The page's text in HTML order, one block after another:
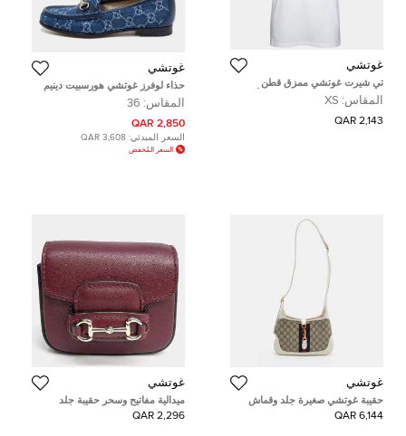
غوتشي
تي شيرت غوتشي ممزق قطن
مزخرف ومطبوع شعار الماركة أبيض
مقاس صغير جداً ( إكس سمول )
المقاس: XS
2,143 QAR
غوتشي
حذاء لوفرز غوتشي هورسبيت دينيم
جي جي جلدي كحلي مقاس 36
المقاس: 36
2,850 QAR
السعر المبدئي: 3,608 QAR
السعر المُخفض
غوتشي
حقيبة غوتشي صغيرة جلد وقماش
كانفاس GG سوبريم لون بيج/عاجي
جيني 1961
6,144 QAR
غوتشي
ميدالية مفاتيح وسحر حقيبة جلد
بورجوندي غوتشي 1955 هورسبيت
2,296 QAR